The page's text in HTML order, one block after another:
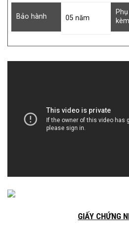
Bảo hành 05 năm
kèm
GIẤY CHỨNG